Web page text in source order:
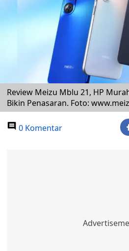
Review Meizu Mblu 21, HP
Bikin Penasaran. Foto:
0 Komentar